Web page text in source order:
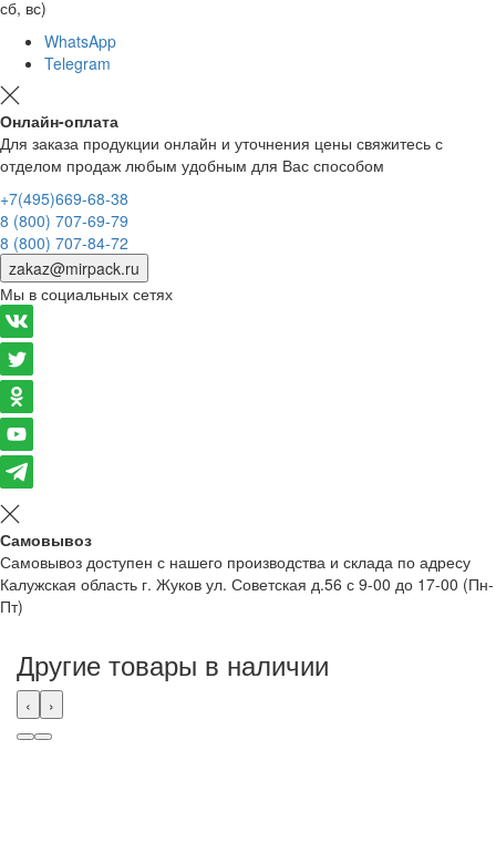
сб, вс)
WhatsApp
Telegram
Онлайн-оплата
Для заказа продукции онлайн и уточнения цены свяжитесь с
отделом продаж любым удобным для Вас способом
+7(495)669-68-38
8 (800) 707-69-79
8 (800) 707-84-72
zakaz@mirpack.ru
Мы в социальных сетях
Самовывоз
Самовывоз доступен с нашего производства и склада по адресу
Калужская область г. Жуков ул. Советская д.56 с 9-00 до 17-00 (Пн-
Пт)
Другие товары в наличии
‹ ›